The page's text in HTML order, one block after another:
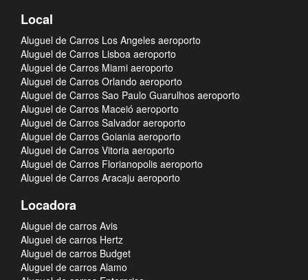
Local
Aluguel de Carros Los Angeles aeroporto
Aluguel de Carros Lisboa aeroporto
Aluguel de Carros Miami aeroporto
Aluguel de Carros Orlando aeroporto
Aluguel de Carros Sao Paulo Guarulhos aeroporto
Aluguel de Carros Maceió aeroporto
Aluguel de Carros Salvador aeroporto
Aluguel de Carros Goiania aeroporto
Aluguel de Carros Vitoria aeroporto
Aluguel de Carros Florianopolis aeroporto
Aluguel de Carros Aracaju aeroporto
Locadora
Aluguel de carros Avis
Aluguel de carros Hertz
Aluguel de carros Budget
Aluguel de carros Alamo